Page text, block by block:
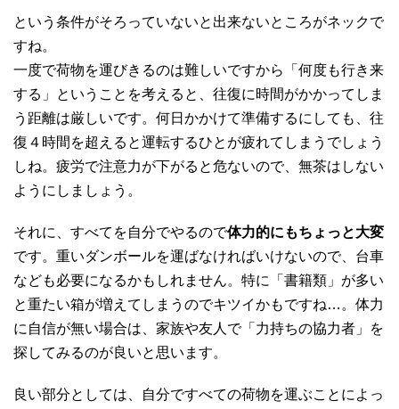
という条件がそろっていないと出来ないところがネックで
すね。
一度で荷物を運びきるのは難しいですから「何度も行き来
する」ということを考えると、往復に時間がかかってしま
う距離は厳しいです。何日かかけて準備するにしても、往
復４時間を超えると運転するひとが疲れてしまうでしょう
しね。疲労で注意力が下がると危ないので、無茶はしない
ようにしましょう。
それに、すべてを自分でやるので体力的にもちょっと大変
です。重いダンボールを運ばなければいけないので、台車
なども必要になるかもしれません。特に「書籍類」が多い
と重たい箱が増えてしまうのでキツイかもですね…。体力
に自信が無い場合は、家族や友人で「力持ちの協力者」を
探してみるのが良いと思います。
良い部分としては、自分ですべての荷物を運ぶことによっ